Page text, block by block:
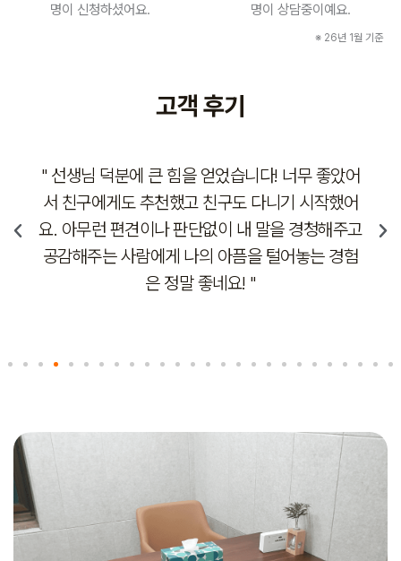
명이 신청하셨어요. 명이 상담중이예요.
※ 26년 1월 기준
고객 후기
" 선생님 덕분에 큰 힘을 얻었습니다! 너무 좋았어
서 친구에게도 추천했고 친구도 다니기 시작했어
요. 아무런 편견이나 판단없이 내 말을 경청해주고
공감해주는 사람에게 나의 아픔을 털어놓는 경험
은 정말 좋네요! "